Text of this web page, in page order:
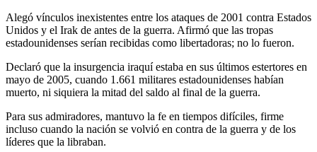
Alegó vínculos inexistentes entre los ataques de 2001 contra Estados
Unidos y el Irak de antes de la guerra. Afirmó que las tropas
estadounidenses serían recibidas como libertadoras; no lo fueron.
Declaró que la insurgencia iraquí estaba en sus últimos estertores en
mayo de 2005, cuando 1.661 militares estadounidenses habían
muerto, ni siquiera la mitad del saldo al final de la guerra.
Para sus admiradores, mantuvo la fe en tiempos difíciles, firme
incluso cuando la nación se volvió en contra de la guerra y de los
líderes que la libraban.